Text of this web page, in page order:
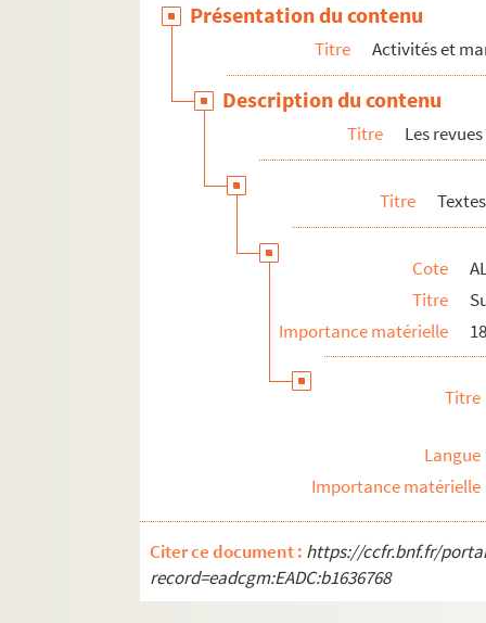
Documentation à propos de la langue et de
Présentation du contenu
Titre Activités et
Description du contenu
Titre Les
Titre
Cote
Titre
Importance matérielle
Titre
Langue
Importance matérielle
Citer ce document : https://ccfr.bnf.fr/
record=eadcgm:EADC:b1636768